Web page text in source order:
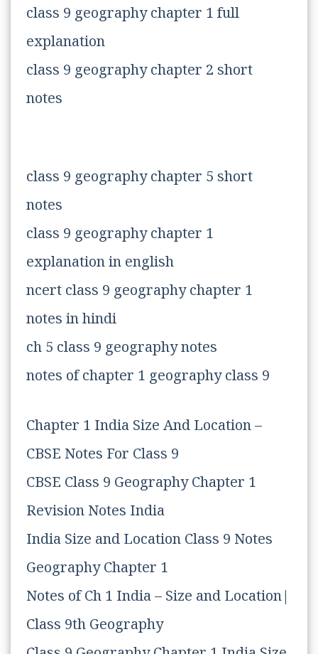
class 9 geography chapter 1 full
explanation
class 9 geography chapter 2 short
notes
class 9 geography chapter 5 short
notes
class 9 geography chapter 1
explanation in english
ncert class 9 geography chapter 1
notes in hindi
ch 5 class 9 geography notes
notes of chapter 1 geography class 9
Chapter 1 India Size And Location –
CBSE Notes For Class 9
CBSE Class 9 Geography Chapter 1
Revision Notes India
India Size and Location Class 9 Notes
Geography Chapter 1
Notes of Ch 1 India – Size and Location|
Class 9th Geography